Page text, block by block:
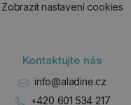
Zobrazit nastavení cookies
Kontaktujte nás
info@aladine.cz
+420 601 534 217